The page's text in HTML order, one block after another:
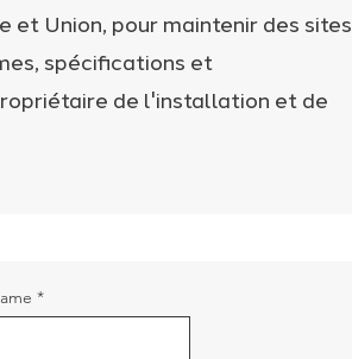
Union, pour maintenir des sites
spécifications et
de l'installation et de